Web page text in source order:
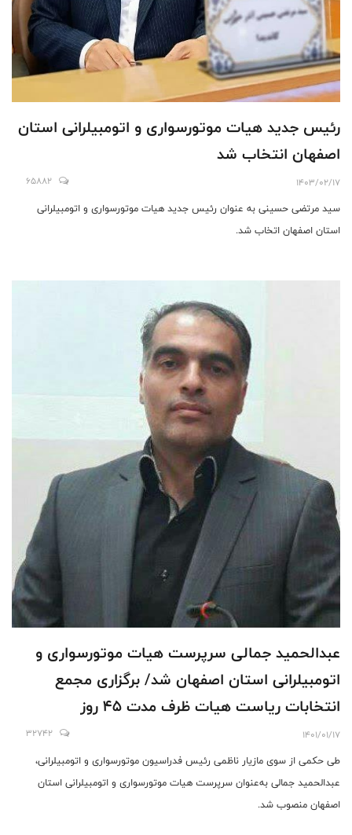
رئیس جدید هیات موتورسواری و اتومبیلرانی استان
اصفهان انتخاب شد
1403/02/17
65882
سید مرتضی حسینی به عنوان رئیس جدید هیات موتورسواری و اتومبیلرانی
استان اصفهان اتخاب شد.
عبدالحمید جمالی سرپرست هیات موتورسواری و
اتومبیلرانی استان اصفهان شد/ برگزاری مجمع
انتخابات ریاست هیات ظرف مدت ۴۵ روز
1401/01/17
32742
طی حکمی از سوی مازیار ناظمی رئیس فدراسیون موتورسواری و اتومبیلرانی،
عبدالحمید جمالی به‌عنوان سرپرست هیات موتورسواری و اتومبیلرانی استان
اصفهان منصوب شد.